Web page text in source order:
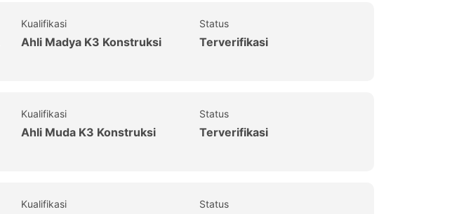
Kualifikasi
Ahli Madya K3 Konstruksi
Status
Terverifikasi
Kualifikasi
Ahli Muda K3 Konstruksi
Status
Terverifikasi
Kualifikasi Status